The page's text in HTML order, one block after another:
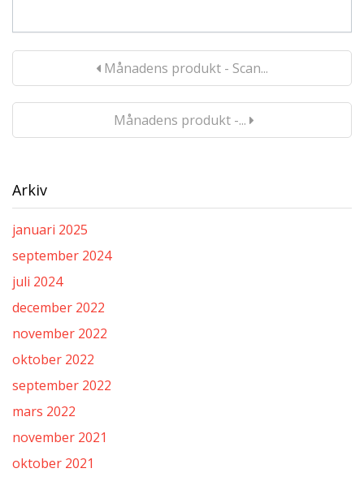
Månadens produkt - Scan...
Månadens produkt -...
Arkiv
januari 2025
september 2024
juli 2024
december 2022
november 2022
oktober 2022
september 2022
mars 2022
november 2021
oktober 2021